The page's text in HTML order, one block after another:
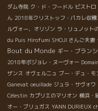
ダム寺院 ク・ド・フードル ビスト
ん 2018年クリストッフ・パカレ収
ルヴォー、オリゾン ラ・リュノット
du Puis Hirofumi SHOJI さんご夫妻
Bout du Monde ギー・ブラン
2018年ボジョレ・ヌーヴォー
ザンス オヴェルニュ ブー・デュ・モ
Ganevat oeuillade ジュラ・サヴォワ
Célestin カプリエのマリオン 横浜・
オー・ブリュガス YANN DURIEUX